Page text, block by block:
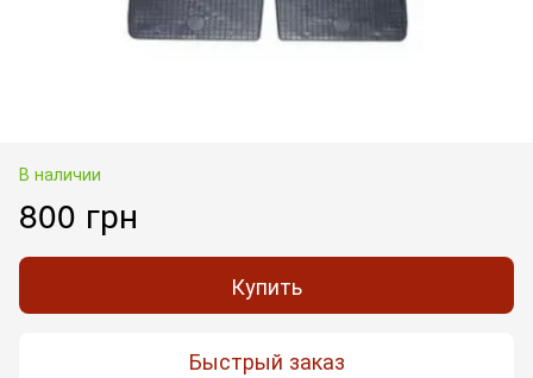
В наличии
800 грн
Купить
Быстрый заказ